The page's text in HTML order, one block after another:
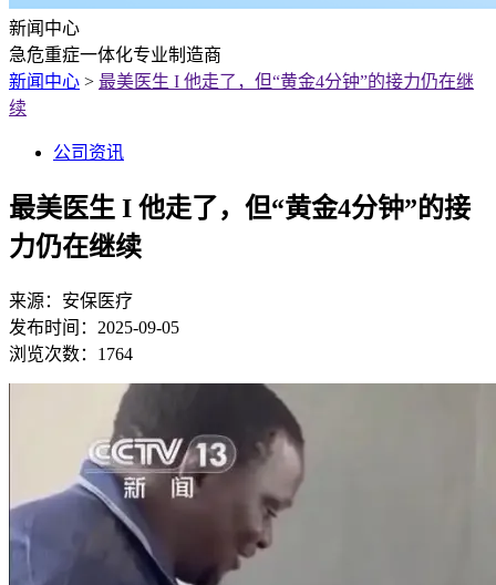
新闻中心
急危重症一体化专业制造商
新闻中心 > 最美医生 I 他走了，但“黄金4分钟”的接力仍在继
续
公司资讯
最美医生 I 他走了，但“黄金4分钟”的接
力仍在继续
来源： 安保医疗
发布时间： 2025-09-05
浏览次数： 1764